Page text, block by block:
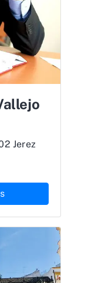
Jerez